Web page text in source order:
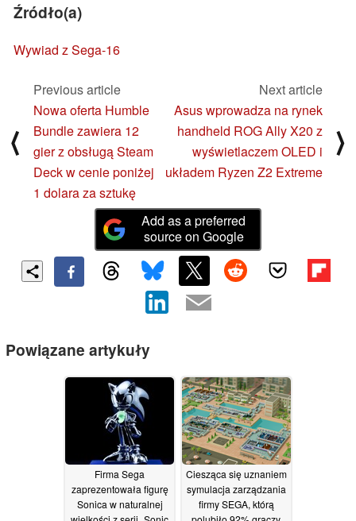
Źródło(a)
Wywiad z Sega-16
⟨
Previous article
Nowa oferta Humble
Bundle zawiera 12
gier z obsługą Steam
Deck w cenie poniżej
1 dolara za sztukę
Next article
Asus wprowadza na rynek
handheld ROG Ally X20 z
wyświetlaczem OLED i
układem Ryzen Z2 Extreme
⟩
Add as a preferred
source on Google
Powiązane artykuły
Firma Sega
zaprezentowała figurę
Sonica w naturalnej
Ciesząca się uznaniem
symulacja zarządzania
firmy SEGA, którą